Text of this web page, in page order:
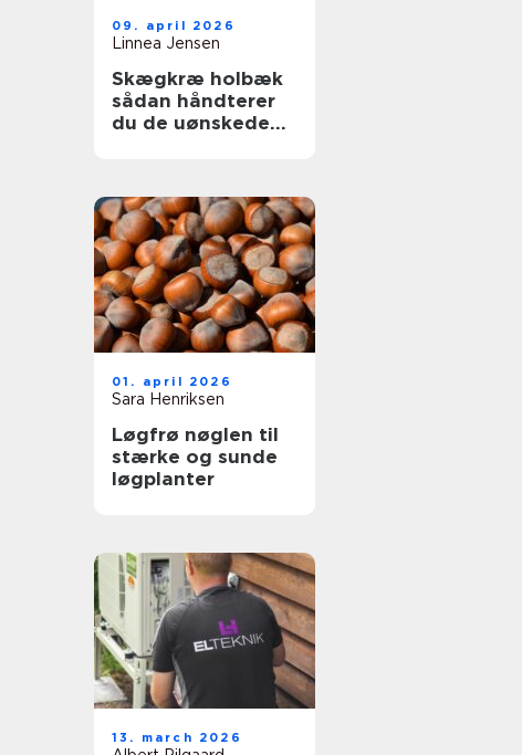
09. april 2026
Linnea Jensen
Skægkræ holbæk
sådan håndterer
du de uønskede
01. april 2026
Sara Henriksen
Løgfrø nøglen til
stærke og sunde
løgplanter
13. march 2026